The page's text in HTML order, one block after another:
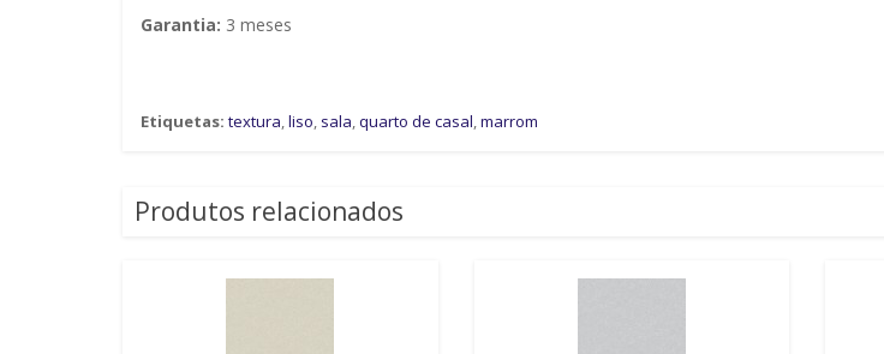
Garantia: 3 meses
Etiquetas: textura,liso, sala,quarto de casal,marrom
Produtos relacionados